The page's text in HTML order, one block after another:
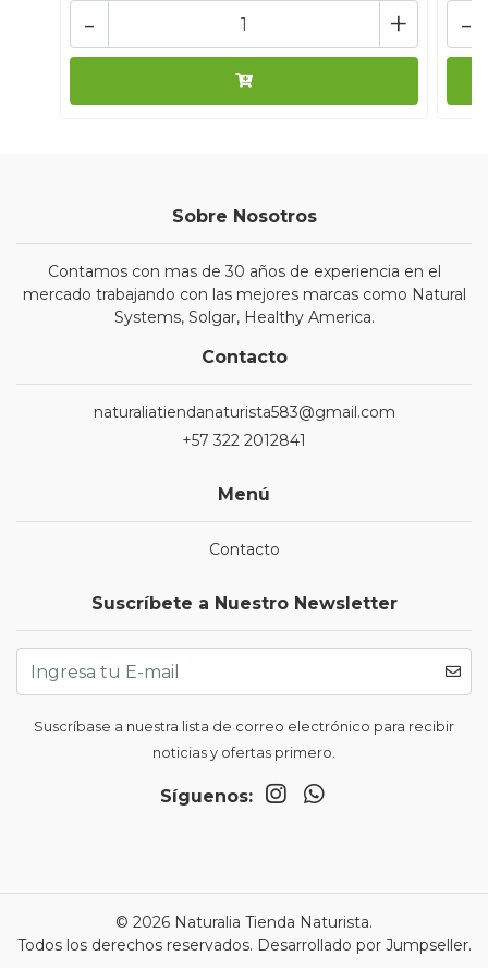
+
- -
Sobre Nosotros
Contamos con mas de 30 años de experiencia en el
mercado trabajando con las mejores marcas como Natural
Systems, Solgar, Healthy America.
Contacto
naturaliatiendanaturista583@gmail.com
+57 322 2012841
Menú
Contacto
Suscríbete a Nuestro Newsletter
Suscríbase a nuestra lista de correo electrónico para recibir
noticias y ofertas primero.
Síguenos:
© 2026 Naturalia Tienda Naturista.
Todos los derechos reservados. Desarrollado por Jumpseller.